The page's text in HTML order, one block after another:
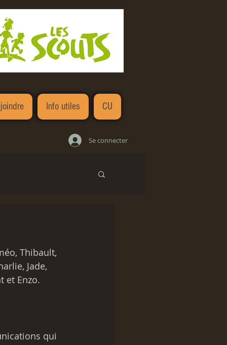
Info utiles CU
Se connecter
Thibault,
Jade,
et Enzo.
qui